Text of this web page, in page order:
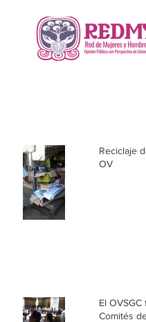
Reciclaje
OV
El
Comités